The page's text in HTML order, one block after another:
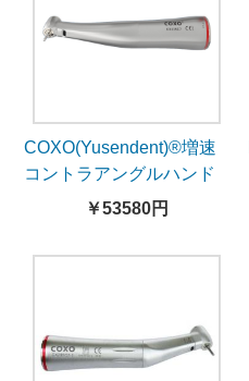
COXO(Yusendent)®増速
コントラアングルハンド
ピースCX235C7-4（5倍
付）
￥53580円